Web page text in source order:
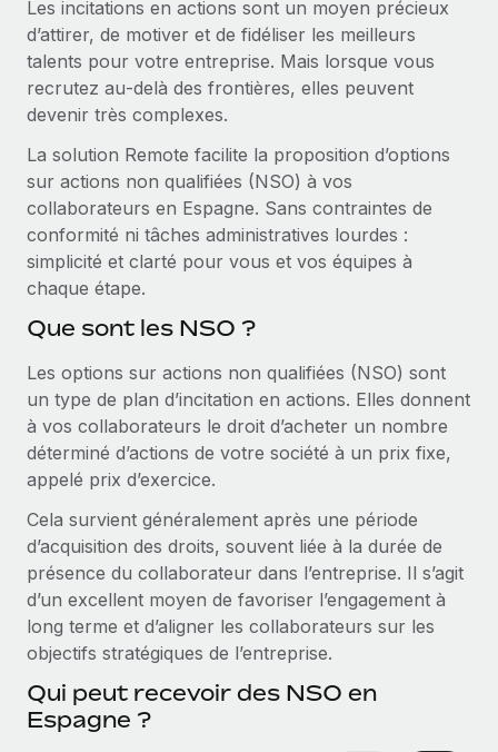
SERVICES
Demandez aux experts
Recevez des conseils d’experts sur les RH à
l’international et la conformité
Contrôles d’antécédents
Simplifiez vos processus de présélection des
candidats
Remote Watchtower
Gardez un temps d’avance sur les risques en
matière de conformité
Gestion des appareils
Achetez et suivez vos équipements informatiques
dans le monde entier
Création d’entité
Établissez des entités rapidement et en toute
Mobilité et déménagement international
Organisez facilement le déménagement de vos
employés
Avantages sociaux
Gérez facilement les avantages sociaux
Explorez avec nous vos opportunités de partenariat
Remote Build
Bientôt disponible
Conseil en intégrations et automatisations assistées par
ÉTUDES DE CAS
Comment Weaviate, l'as de l'IA, a développé
ses effectifs de 120 % avec Remote
source et AI-first. Sa mission est...
En savoir plus
Intégration Remote x BambooHR : du local à
l’international, le recrutement sans changer de
Impact Les clients BambooHR peuvent désormais
embaucher et gérer les employés internationaux...
En savoir plus
Données sur les salaires et les talents
Centre de ressources
Voir toutes les ressources
Paie multipays
EOR et PEO
Gestion des freelances
Taxes
Explorer le blog
BLOG
Mises à jour des produits de Remote :
Intégrations Gusto et Xero et Gestion des
freelances Plus
toute taille à embaucher, gérer et payer...
Les incitations en actions sont un moyen précieux
d’attirer, de motiver et de fidéliser les meilleurs
talents pour votre entreprise. Mais lorsque vous
recrutez au‑delà des frontières, elles peuvent
devenir très complexes.
La solution Remote facilite la proposition d’options
sur actions non qualifiées (NSO) à vos
collaborateurs en Espagne. Sans contraintes de
conformité ni tâches administratives lourdes :
simplicité et clarté pour vous et vos équipes à
chaque étape.
Que sont les NSO ?
Les options sur actions non qualifiées (NSO) sont
un type de plan d’incitation en actions. Elles donnent
à vos collaborateurs le droit d’acheter un nombre
déterminé d’actions de votre société à un prix fixe,
appelé prix d’exercice.
Cela survient généralement après une période
d’acquisition des droits, souvent liée à la durée de
présence du collaborateur dans l’entreprise. Il s’agit
d’un excellent moyen de favoriser l’engagement à
long terme et d’aligner les collaborateurs sur les
objectifs stratégiques de l’entreprise.
Qui peut recevoir des NSO en
Espagne ?